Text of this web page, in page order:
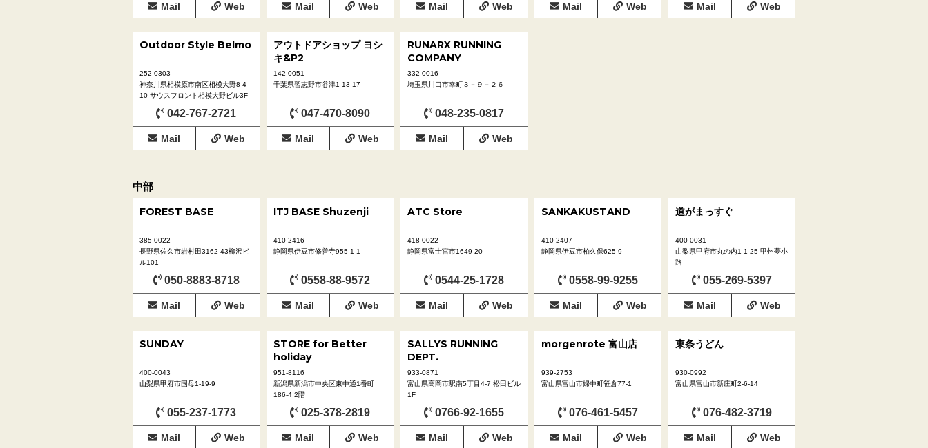
Mail Web Mail Web Mail Web Mail Web Mail Web
Outdoor Style Belmo
252-0303
神奈川県相模原市南区相模大野8-4-
10 サウスフロント相模大野ビル3F
042-767-2721
Mail Web
アウトドアショップ ヨシ
キ&P2
142-0051
千葉県習志野市谷津1-13-17
047-470-8090
Mail Web
RUNARX RUNNING
COMPANY
332-0016
埼玉県川口市幸町３－９－２６
048-235-0817
Mail Web
中部
FOREST BASE
385-0022
長野県佐久市岩村田3162-43柳沢ビ
ル101
050-8883-8718
Mail Web
ITJ BASE Shuzenji
410-2416
静岡県伊豆市修善寺955-1-1
0558-88-9572
Mail Web
ATC Store
418-0022
静岡県富士宮市1649-20
0544-25-1728
Mail Web
SANKAKUSTAND
410-2407
静岡県伊豆市柏久保625-9
0558-99-9255
Mail Web
道がまっすぐ
400-0031
山梨県甲府市丸の内1-1-25 甲州夢小
路
055-269-5397
Mail Web
SUNDAY
400-0043
山梨県甲府市国母1-19-9
055-237-1773
Mail Web
STORE for Better
holiday
951-8116
新潟県新潟市中央区東中通1番町
186-4 2階
025-378-2819
Mail Web
SALLYS RUNNING
DEPT.
933-0871
富山県高岡市駅南5丁目4-7 松田ビル
1F
0766-92-1655
Mail Web
morgenrote 富山店
939-2753
富山県富山市婦中町笹倉77-1
076-461-5457
Mail Web
東条うどん
930-0992
富山県富山市新庄町2-6-14
076-482-3719
Mail Web